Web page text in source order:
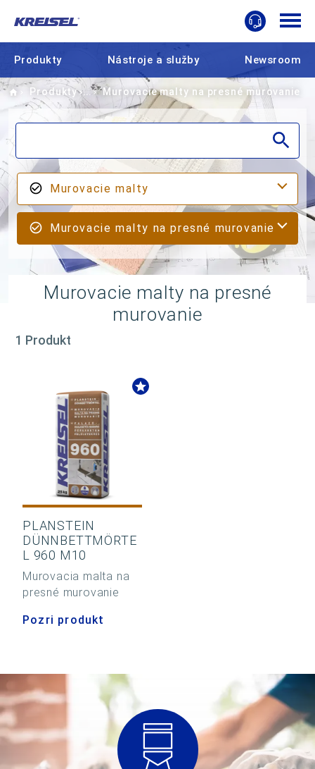
Produkty Nástroje a služby Newsroom
Home
Produkty Murovacie malty na presné murovanie
Murovacie malty
Murovacie malty na presné murovanie
Murovacie malty na presné
murovanie
1 Produkt
PLANSTEIN
DÜNNBETTMÖRTE
L 960 M10
Murovacia malta na
presné murovanie
Pozri produkt